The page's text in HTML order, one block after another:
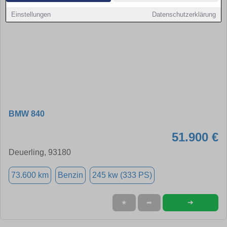
Einstellungen Datenschutzerklärung
BMW 840
51.900 €
Deuerling, 93180
73.600 km Benzin 245 kw (333 PS)
★ ➦ ➜